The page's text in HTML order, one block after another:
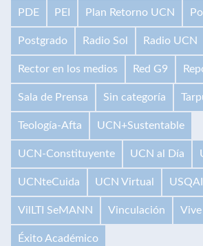
PDE PEI Plan Retorno UCN
Postgrado Radio Sol Radio UCN
Rector en los medios Red G9
Sala de Prensa Sin categoría
Teología-Afta UCN+Sustentable
UCN-Constituyente UCN al Día
UCNteCuida UCN Virtual USQAI
VilLTI SeMANN Vinculación
Éxito Académico